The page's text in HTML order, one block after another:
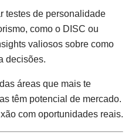
testes de personalidade
como o DISC ou
valiosos sobre como
decisões.
áreas que mais te
têm potencial de mercado.
com oportunidades reais.